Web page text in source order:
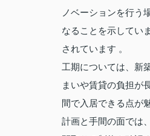
ノベーションを行う
なることを示してい
されています 。
工期については、新
まいや賃貸の負担が
間で入居できる点が
計画と手間の面では